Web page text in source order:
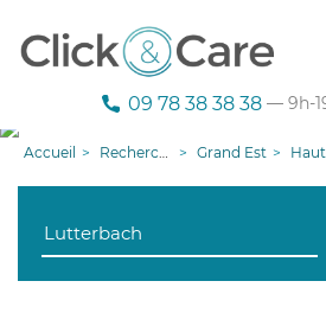
09 78 38 38 38 — 9h-
Accueil Recherche aide à domicile Grand Est